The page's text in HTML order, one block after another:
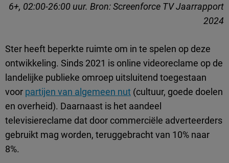
6+, 02:00-26:00 uur. Bron: Screenforce TV Jaarrapport
2024
Ster heeft beperkte ruimte om in te spelen op deze
ontwikkeling. Sinds 2021 is online videoreclame op de
landelijke publieke omroep uitsluitend toegestaan
voor partijen van algemeen nut (cultuur, goede doelen
en overheid). Daarnaast is het aandeel
televisiereclame dat door commerciële adverteerders
gebruikt mag worden, teruggebracht van 10% naar
8%.